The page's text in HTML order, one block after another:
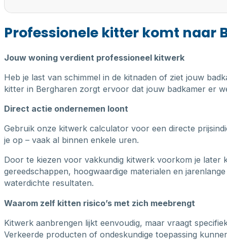
Professionele kitter komt naar
Jouw woning verdient professioneel kitwerk
Heb je last van schimmel in de kitnaden of ziet jouw
kitter in Bergharen zorgt ervoor dat jouw badkamer er
Direct actie ondernemen loont
Gebruik onze kitwerk calculator voor een directe
je op – vaak al binnen enkele uren.
Door te kiezen voor vakkundig kitwerk voorkom je later
gereedschappen, hoogwaardige materialen en
waterdichte resultaten.
Waarom zelf kitten risico’s met zich meebrengt
Kitwerk aanbrengen lijkt eenvoudig, maar vraagt
Verkeerde producten of ondeskundige toepassing